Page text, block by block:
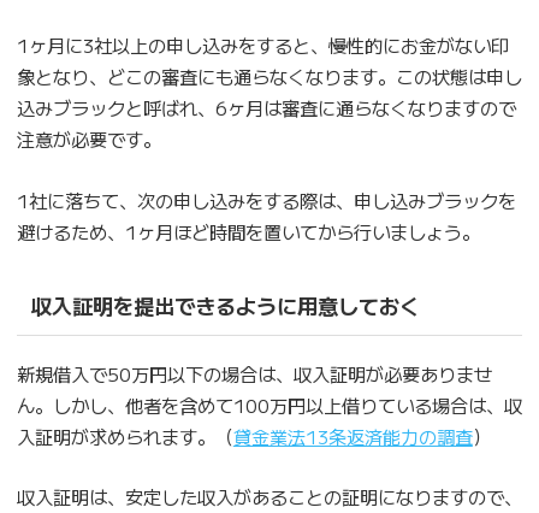
1ヶ月に3社以上の申し込みをすると、慢性的にお金がない印
象となり、どこの審査にも通らなくなります。この状態は申し
込みブラックと呼ばれ、6ヶ月は審査に通らなくなりますので
注意が必要です。
1社に落ちて、次の申し込みをする際は、申し込みブラックを
避けるため、1ヶ月ほど時間を置いてから行いましょう。
収入証明を提出できるように用意しておく
新規借入で50万円以下の場合は、収入証明が必要ありませ
ん。しかし、他者を含めて100万円以上借りている場合は、収
入証明が求められます。（貸金業法13条返済能力の調査）
収入証明は、安定した収入があることの証明になりますので、